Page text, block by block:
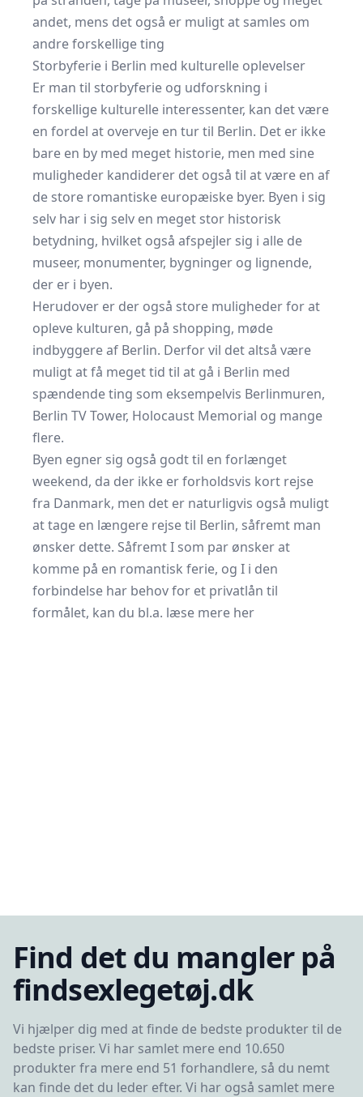
andet, mens det også er muligt at samles om
andre forskellige ting
Storbyferie i Berlin med kulturelle oplevelser
Er man til storbyferie og udforskning i
forskellige kulturelle interessenter, kan det være
en fordel at overveje en tur til Berlin. Det er ikke
bare en by med meget historie, men med sine
muligheder kandiderer det også til at være en af
de store romantiske europæiske byer. Byen i sig
selv har i sig selv en meget stor historisk
betydning, hvilket også afspejler sig i alle de
museer, monumenter, bygninger og lignende,
der er i byen.
Herudover er der også store muligheder for at
opleve kulturen, gå på shopping, møde
indbyggere af Berlin. Derfor vil det altså være
muligt at få meget tid til at gå i Berlin med
spændende ting som eksempelvis Berlinmuren,
Berlin TV Tower, Holocaust Memorial og mange
flere.
Byen egner sig også godt til en forlænget
weekend, da der ikke er forholdsvis kort rejse
fra Danmark, men det er naturligvis også muligt
at tage en længere rejse til Berlin, såfremt man
ønsker dette. Såfremt I som par ønsker at
komme på en romantisk ferie, og I i den
forbindelse har behov for et privatlån til
formålet, kan du bl.a. læse mere her
Find det du mangler på
findsexlegetøj.dk
Vi hjælper dig med at finde de bedste produkter til de
bedste priser. Vi har samlet mere end 10.650
produkter fra mere end 51 forhandlere, så du nemt
kan finde det du leder efter. Vi har også samlet mere